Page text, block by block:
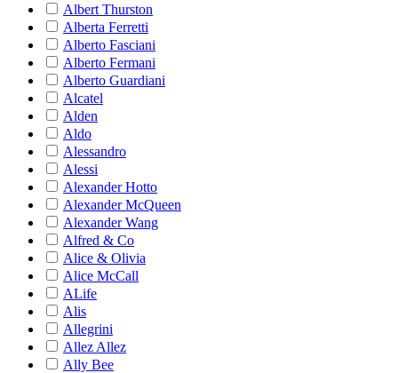
Albert Thurston
Alberta Ferretti
Alberto Fasciani
Alberto Fermani
Alberto Guardiani
Alcatel
Alden
Aldo
Alessandro
Alessi
Alexander Hotto
Alexander McQueen
Alexander Wang
Alfred & Co
Alice & Olivia
Alice McCall
ALife
Alis
Allegrini
Allez Allez
Ally Bee